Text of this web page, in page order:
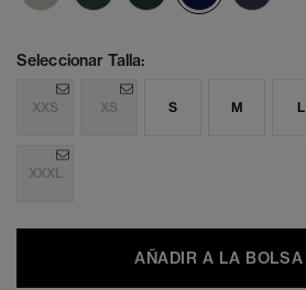
Seleccionar Talla:
XXS XS S M L
XXXL
AÑADIR A LA BOLSA